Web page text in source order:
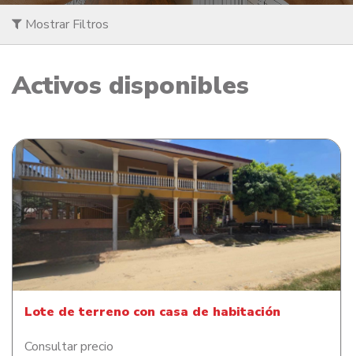
Mostrar Filtros
Activos disponibles
Lote de terreno con casa de habitación
Lote de terreno con casa de habitación
Consultar precio